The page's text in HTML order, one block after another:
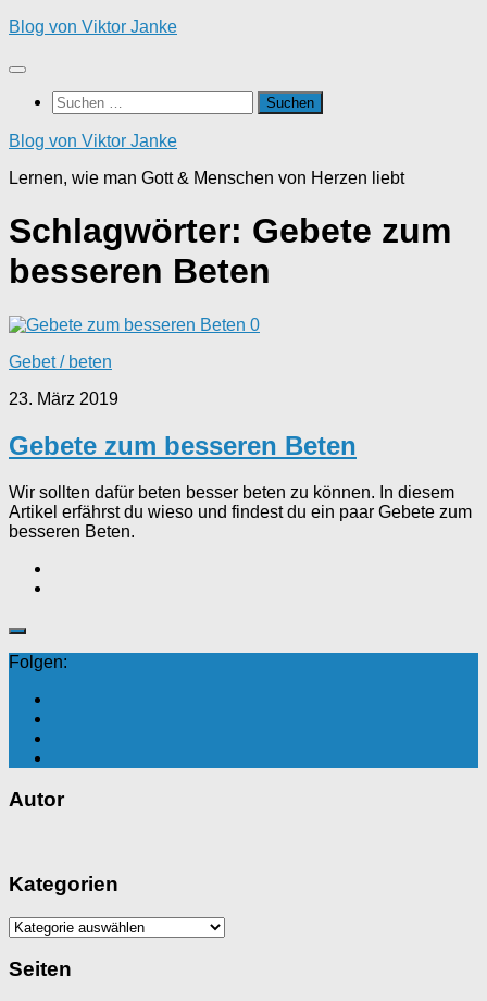
Zum
springen
Blog von Viktor Janke
Suchen
nach:
Blog von Viktor Janke
Lernen, wie man Gott & Menschen von Herzen liebt
Schlagwörter: Gebete zum
besseren Beten
0
Gebet / beten
23. März 2019
Gebete zum besseren Beten
Wir sollten dafür beten besser beten zu können. In diesem
Artikel erfährst du wieso und findest du ein paar Gebete zum
besseren Beten.
Folgen:
Autor
Kategorien
Kategorien
Seiten